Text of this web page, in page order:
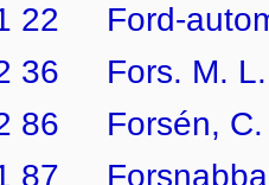
22 Ford-
36 Fors. M.
86 Forsén, C.
87